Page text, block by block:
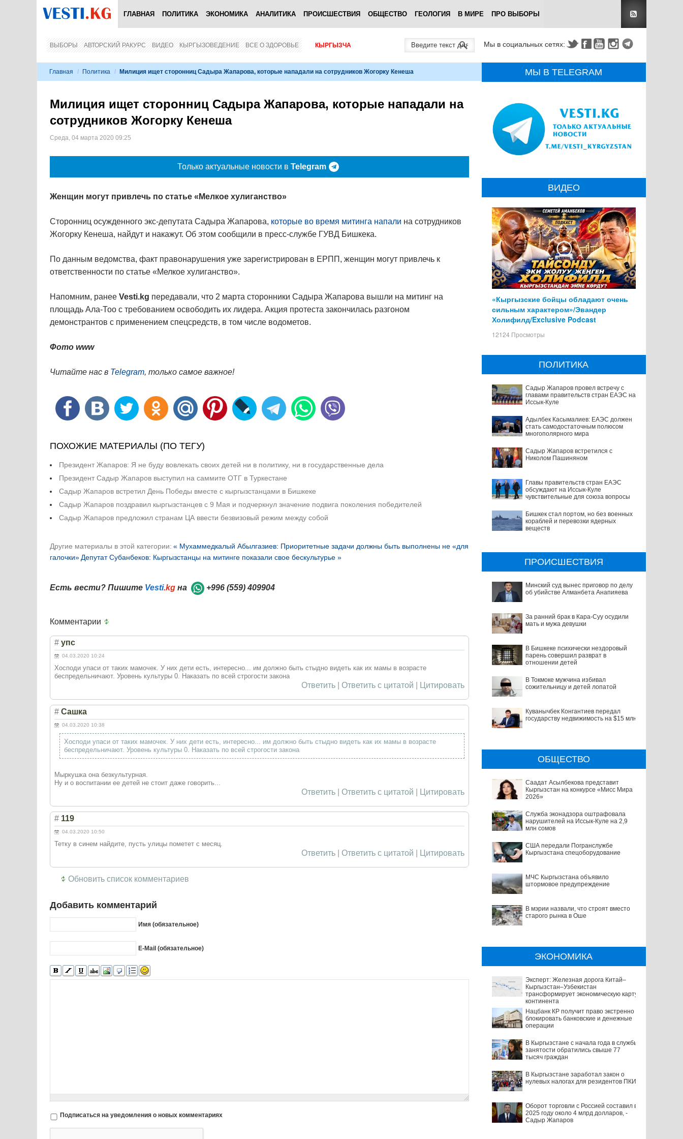
ГЛАВНАЯ ПОЛИТИКА ЭКОНОМИКА АНАЛИТИКА ПРОИСШЕСТВИЯ ОБЩЕСТВО ГЕОЛОГИЯ В МИРЕ ПРО ВЫБОРЫ
ВЫБОРЫ АВТОРСКИЙ РАКУРС ВИДЕО КЫРГЫЗОВЕДЕНИЕ ВСЕ О ЗДОРОВЬЕ КЫРГЫЗЧА Мы в социальных сетях:
Главная / Политика / Милиция ищет сторонниц Садыра Жапарова, которые нападали на сотрудников Жогорку Кенеша
Милиция ищет сторонниц Садыра Жапарова, которые нападали на
сотрудников Жогорку Кенеша
Среда, 04 марта 2020 09:25
Только актуальные новости в Telegram
Женщин могут привлечь по статье «Мелкое хулиганство»​
Сторонниц осужденного экс-депутата Садыра Жапарова, которые во время митинга напали на сотрудников
Жогорку Кенеша, найдут и накажут. Об этом сообщили в пресс-службе ГУВД Бишкека.
По данным ведомства, факт правонарушения уже зарегистрирован в ЕРПП, женщин могут привлечь к
ответственности по статье «Мелкое хулиганство».​
Напомним, ранее Vesti.kg передавали, что 2 марта сторонники Садыра Жапарова вышли на митинг на
площадь Ала-Тоо с требованием освободить их лидера. Акция протеста закончилась разгоном
демонстрантов с применением спецсредств, в том числе водометов.
Фото www​
Читайте нас в Telegram, только самое важное!
ПОХОЖИЕ МАТЕРИАЛЫ (ПО ТЕГУ)
Президент Жапаров: Я не буду вовлекать своих детей ни в политику, ни в государственные дела
Президент Садыр Жапаров выступил на саммите ОТГ в Туркестане
Садыр Жапаров встретил День Победы вместе с кыргызстанцами в Бишкеке
Садыр Жапаров поздравил кыргызстанцев с 9 Мая и подчеркнул значение подвига поколения победителей
Садыр Жапаров предложил странам ЦА ввести безвизовый режим между собой
Другие материалы в этой категории: « Мухаммедкалый Абылгазиев: Приоритетные задачи должны быть выполнены не «для
галочки» Депутат Субанбеков: Кыргызстанцы на митинге показали свое бескультурье »
Есть вести? Пишите Vesti.kg на +996 (559) 409904
Комментарии
# упс
04.03.2020 10:24
Хосподи упаси от таких мамочек. У них дети есть, интересно... им должно быть стыдно видеть как их мамы в возрасте
беспредельничают. Уровень культуры 0. Наказать по всей строгости закона
Ответить| Ответить с цитатой Цитировать
# Сашка
04.03.2020 10:38
Хосподи упаси от таких мамочек. У них дети есть, интересно... им должно быть стыдно видеть как их мамы в возрасте
беспредельничают. Уровень культуры 0. Наказать по всей строгости закона
Мыркушка она безкультурная.
Ну и о воспитании ее детей не стоит даже говорить...
Ответить| Ответить с цитатой Цитировать
# 119
04.03.2020 10:50
Тетку в синем найдите, пусть улицы пометет с месяц.
Ответить| Ответить с цитатой Цитировать
Обновить список комментариев
Добавить комментарий
Имя (обязательное)
E-Mail (обязательное)
Подписаться на уведомления о новых комментариях
МЫ В TELEGRAM
ВИДЕО
«Кыргызские бойцы обладают очень
сильным характером»/Эвандер
Холифилд/Exclusive Podcast
12124 Просмотры
ПОЛИТИКА
Садыр Жапаров провел встречу с
главами правительств стран ЕАЭС на
Иссык-Куле
Адылбек Касымалиев: ЕАЭС должен
стать самодостаточным полюсом
многополярного мира
Садыр Жапаров встретился с
Николом Пашиняном
Главы правительств стран ЕАЭС
обсуждают на Иссык-Куле
чувствительные для союза вопросы
Бишкек стал портом, но без военных
кораблей и перевозки ядерных
веществ
ПРОИСШЕСТВИЯ
Минский суд вынес приговор по делу
об убийстве Алманбета Анапияева
За ранний брак в Кара-Суу осудили
мать и мужа девушки
В Бишкеке психически нездоровый
парень совершил разврат в
отношении детей
В Токмоке мужчина избивал
сожительницу и детей лопатой
Куванычбек Конгантиев передал
государству недвижимость на $15 млн
ОБЩЕСТВО
Саадат Асылбекова представит
Кыргызстан на конкурсе «Мисс Мира
2026»
Служба эконадзора оштрафовала
нарушителей на Иссык-Куле на 2,9
млн сомов
США передали Погранслужбе
Кыргызстана спецоборудование
МЧС Кыргызстана объявило
штормовое предупреждение
В мэрии назвали, что строят вместо
старого рынка в Оше
ЭКОНОМИКА
Эксперт: Железная дорога Китай–
Кыргызстан–Узбекистан
трансформирует экономическую карту
континента
Нацбанк КР получит право экстренно
блокировать банковские и денежные
операции
В Кыргызстане с начала года в службы
занятости обратились свыше 77
тысяч граждан
В Кыргызстане заработал закон о
нулевых налогах для резидентов ПКИ
Оборот торговли с Россией составил в
2025 году около 4 млрд долларов, -
Садыр Жапаров